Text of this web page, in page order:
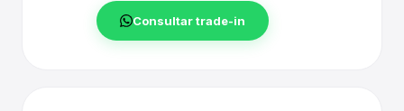
Consultar trade-in